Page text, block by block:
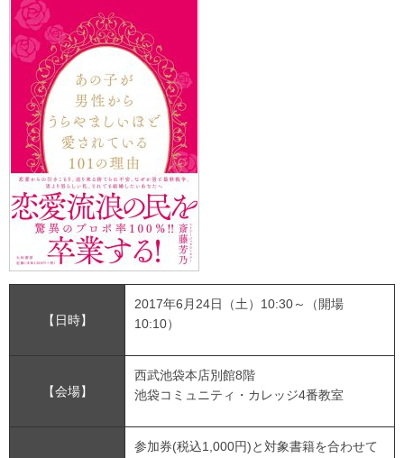
【日時】
2017年6月24日（土）10:30～（開場
10:10）
【会場】
西武池袋本店別館8階
池袋コミュニティ・カレッジ4番教室
参加券(税込1,000円)と対象書籍を合わせて